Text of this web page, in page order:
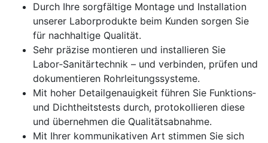
Durch Ihre sorgfältige Montage und Installation
unserer Laborprodukte beim Kunden sorgen Sie
für nachhaltige Qualität.
Sehr präzise montieren und installieren Sie
Labor‑Sanitärtechnik – und verbinden, prüfen und
dokumentieren Rohrleitungssysteme.
Mit hoher Detailgenauigkeit führen Sie Funktions‑
und Dichtheitstests durch, protokollieren diese
und übernehmen die Qualitätsabnahme.
Mit Ihrer kommunikativen Art stimmen Sie sich